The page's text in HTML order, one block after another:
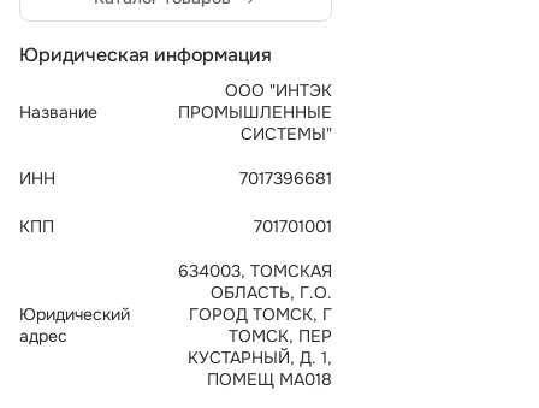
Тарифы
info@naletai.su
Юридическая информация
Название
ООО "ИНТЭК
ПРОМЫШЛЕННЫЕ
СИСТЕМЫ"
ИНН 7017396681
КПП 701701001
Юридический
адрес
634003, ТОМСКАЯ
ОБЛАСТЬ, Г.О.
ГОРОД ТОМСК, Г
ТОМСК, ПЕР
КУСТАРНЫЙ, Д. 1,
ПОМЕЩ МА018